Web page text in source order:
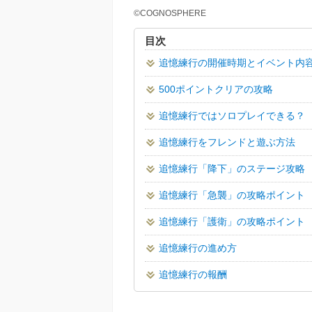
©COGNOSPHERE
目次
追憶練行の開催時期とイベント内
500ポイントクリアの攻略
追憶練行ではソロプレイできる？
追憶練行をフレンドと遊ぶ方法
追憶練行「降下」のステージ攻略
追憶練行「急襲」の攻略ポイント
追憶練行「護衛」の攻略ポイント
追憶練行の進め方
追憶練行の報酬